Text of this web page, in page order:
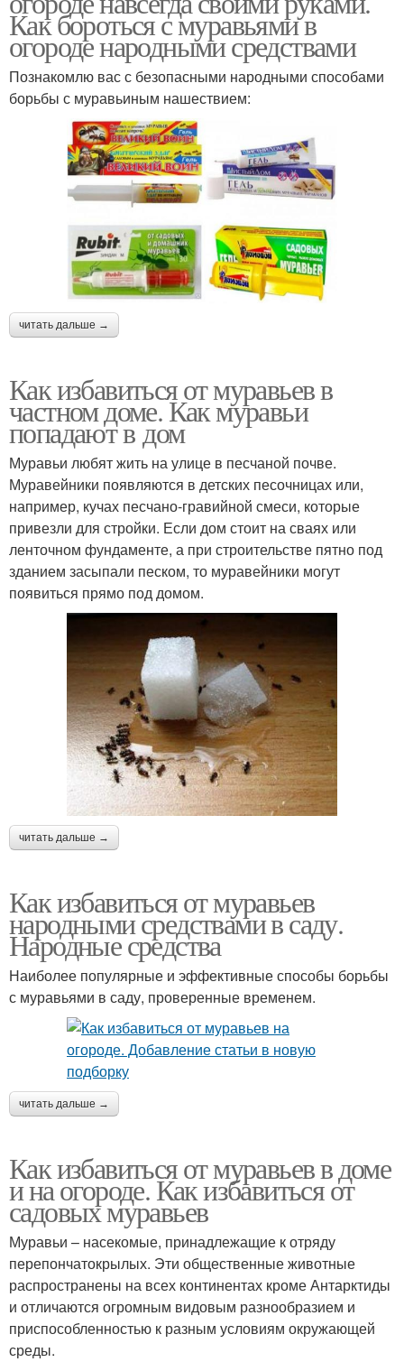
Как бороться с муравьями в
огороде народными средствами
Познакомлю вас с безопасными народными способами
борьбы с муравьиным нашествием:
читать дальше →
Как избавиться от муравьев в
частном доме. Как муравьи
попадают в дом
Муравьи любят жить на улице в песчаной почве.
Муравейники появляются в детских песочницах или,
например, кучах песчано-гравийной смеси, которые
привезли для стройки. Если дом стоит на сваях или
ленточном фундаменте, а при строительстве пятно под
зданием засыпали песком, то муравейники могут
появиться прямо под домом.
читать дальше →
Как избавиться от муравьев
народными средствами в саду.
Народные средства
Наиболее популярные и эффективные способы борьбы
с муравьями в саду, проверенные временем.
читать дальше →
Как избавиться от муравьев в доме
и на огороде. Как избавиться от
садовых муравьев
Муравьи – насекомые, принадлежащие к отряду
перепончатокрылых. Эти общественные животные
распространены на всех континентах кроме Антарктиды
и отличаются огромным видовым разнообразием и
приспособленностью к разным условиям окружающей
среды.